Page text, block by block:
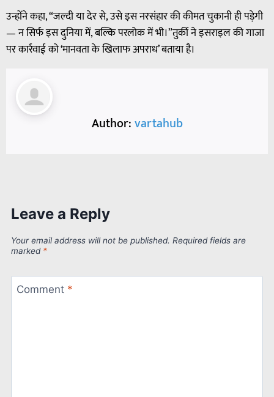
उन्होंने कहा, “जल्दी या देर से, उसे इस नरसंहार की कीमत चुकानी ही पड़ेगी
— न सिर्फ इस दुनिया में, बल्कि परलोक में भी।”तुर्की ने इसराइल की गाजा
पर कार्रवाई को ‘मानवता के खिलाफ अपराध’ बताया है।
Author:vartahub
Leave a Reply
Your email address will not be published. Required fields are
marked *
Comment *